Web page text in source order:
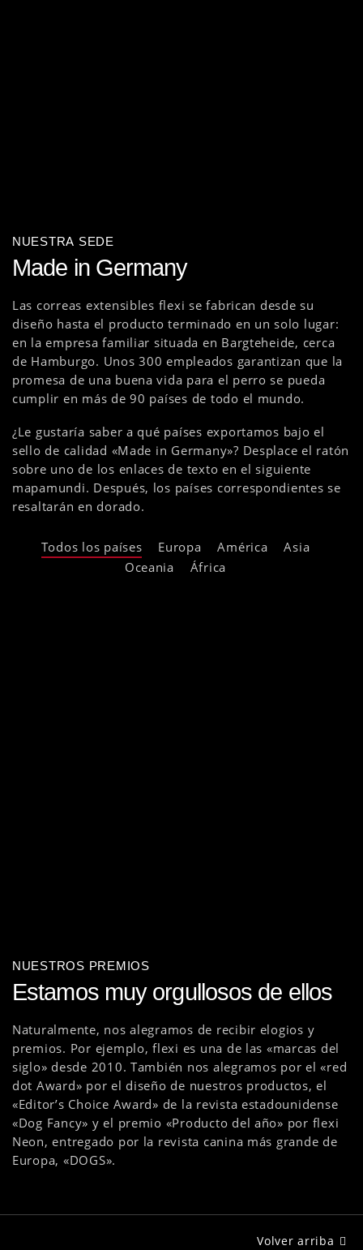
NUESTRA SEDE
Made in Germany
Las correas extensibles flexi se fabrican desde su
diseño hasta el producto terminado en un solo lugar:
en la empresa familiar situada en Bargteheide, cerca
de Hamburgo. Unos 300 empleados garantizan que la
promesa de una buena vida para el perro se pueda
cumplir en más de 90 países de todo el mundo.
¿Le gustaría saber a qué países exportamos bajo el
sello de calidad «Made in Germany»? Desplace el ratón
sobre uno de los enlaces de texto en el siguiente
mapamundi. Después, los países correspondientes se
resaltarán en dorado.
Todos los países Europa América
Asia
Oceania
África
NUESTROS PREMIOS
Estamos muy orgullosos de ellos
Naturalmente, nos alegramos de recibir elogios y
premios. Por ejemplo, flexi es una de las «marcas del
siglo» desde 2010. También nos alegramos por el «red
dot Award» por el diseño de nuestros productos, el
«Editor’s Choice Award» de la revista estadounidense
«Dog Fancy» y el premio «Producto del año» por flexi
Neon, entregado por la revista canina más grande de
Europa, «DOGS».
Volver arriba